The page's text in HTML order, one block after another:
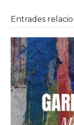
Entrades